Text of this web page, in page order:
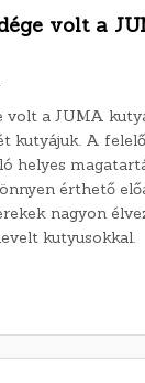
volt a
volt a JUMA
kutyájuk. A
helyes
érthető
nagyon
kutyusokkal.